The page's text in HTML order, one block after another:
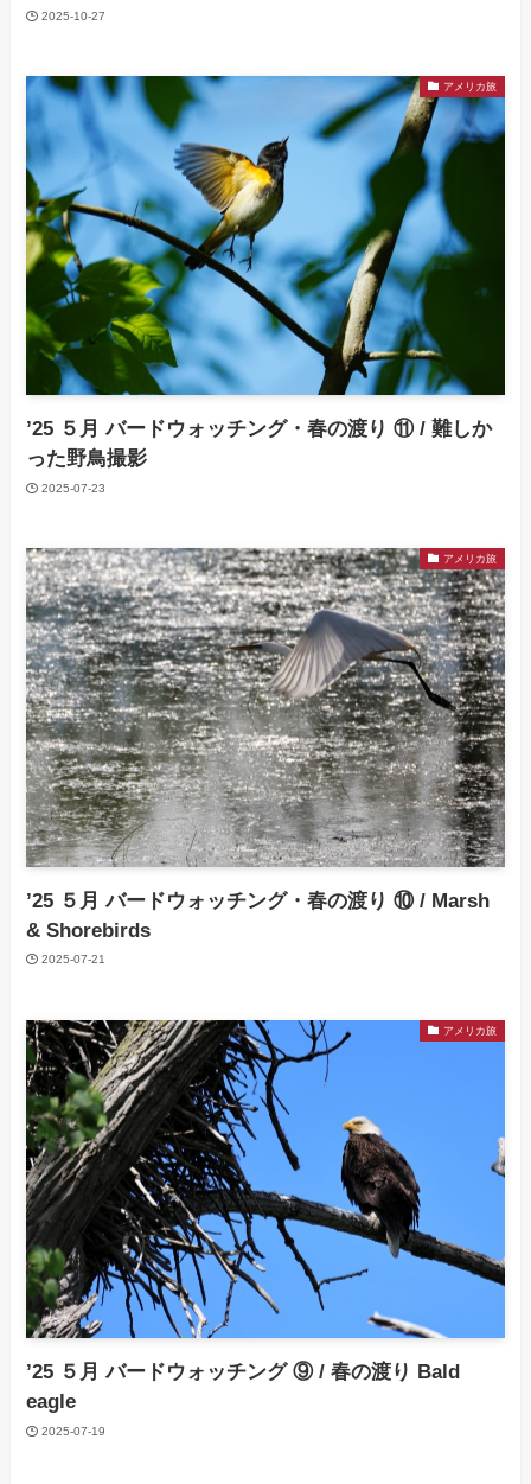
2025-10-27
アメリカ旅
’25 ５月 バードウォッチング・春の渡り ⑪ / 難しか
った野鳥撮影
2025-07-23
アメリカ旅
’25 ５月 バードウォッチング・春の渡り ⑩ / Marsh
& Shorebirds
2025-07-21
アメリカ旅
’25 ５月 バードウォッチング ⑨ / 春の渡り Bald
eagle
2025-07-19